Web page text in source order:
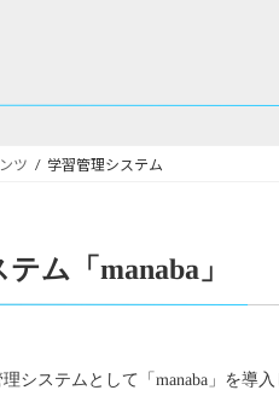
ツ 学習管理システム
ム「manaba」
システムとして「manaba」を導